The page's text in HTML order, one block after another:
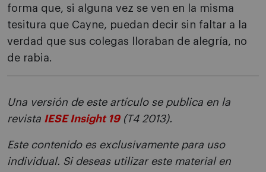
forma que, si alguna vez se ven en la misma
tesitura que Cayne, puedan decir sin faltar a la
verdad que sus colegas lloraban de alegría, no
de rabia.
Una versión de este artículo se publica en la
revista IESE Insight 19(T4 2013).
Este contenido es exclusivamente para uso
individual. Si deseas utilizar este material en